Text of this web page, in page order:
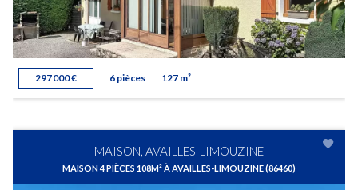
297 000 € 6 pièces 127 m²
MAISON, AVAILLES-LIMOUZINE
MAISON 4 PIÈCES 108M² À AVAILLES-LIMOUZINE (86460)